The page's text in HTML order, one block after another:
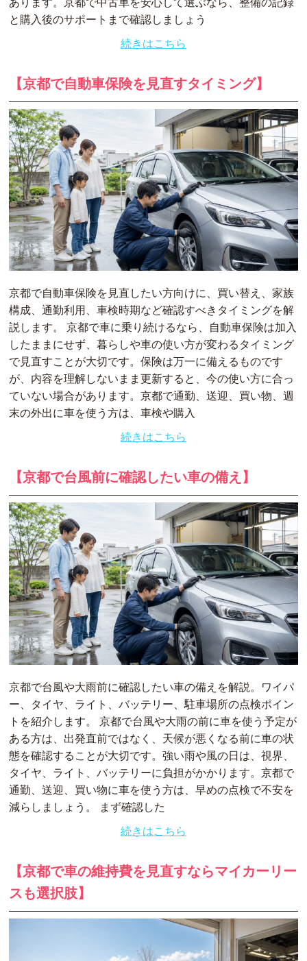
と購入後のサポートまで確認しましょう
続きはこちら
【京都で自動車保険を見直すタイミング】
京都で自動車保険を見直したい方向けに、買い替え、家族
構成、通勤利用、車検時期など確認すべきタイミングを解
説します。 京都で車に乗り続けるなら、自動車保険は加入
したままにせず、暮らしや車の使い方が変わるタイミング
で見直すことが大切です。保険は万一に備えるものです
が、内容を理解しないまま更新すると、今の使い方に合っ
ていない場合があります。京都で通勤、送迎、買い物、週
末の外出に車を使う方は、車検や購入
続きはこちら
【京都で台風前に確認したい車の備え】
京都で台風や大雨前に確認したい車の備えを解説。ワイパ
ー、タイヤ、ライト、バッテリー、駐車場所の点検ポイン
トを紹介します。 京都で台風や大雨の前に車を使う予定が
ある方は、出発直前ではなく、天候が悪くなる前に車の状
態を確認することが大切です。強い雨や風の日は、視界、
タイヤ、ライト、バッテリーに負担がかかります。京都で
通勤、送迎、買い物に車を使う方は、早めの点検で不安を
減らしましょう。 まず確認した
続きはこちら
【京都で車の維持費を見直すならマイカーリー
スも選択肢】